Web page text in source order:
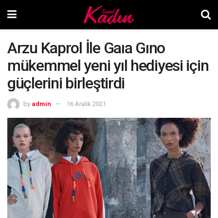
Arzu Kaprol İle Gaıa Gıno
mükemmel yeni yıl hediyesi için
güçlerini birleştirdi
by admin 16 Aralık 2021